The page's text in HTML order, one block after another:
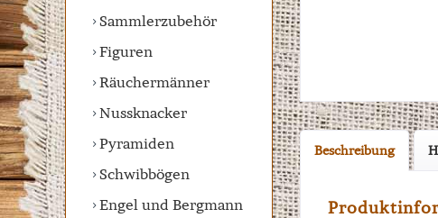
Sammlerzubehör
Figuren
Räuchermänner
Nussknacker
Pyramiden
Schwibbögen
Engel und Bergmann
Beschreibung